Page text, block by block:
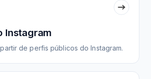
Instagram
de perfis públicos do Instagram.